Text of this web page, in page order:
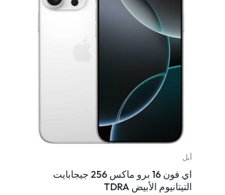
أبل
اي فون 16 برو ماكس 256 جيجابايت
التيتانيوم الأبيض TDRA